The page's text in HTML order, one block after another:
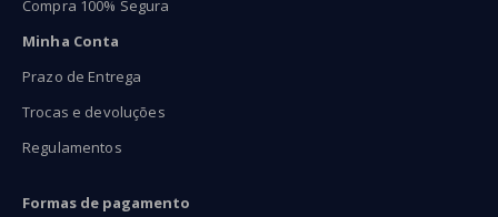
Compra 100% Segura
Minha Conta
Prazo de Entrega
Trocas e devoluções
Regulamentos
Formas de pagamento